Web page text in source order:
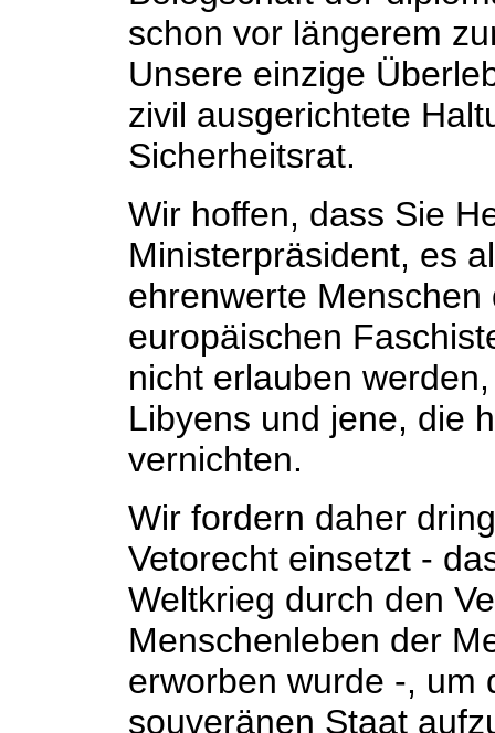
schon vor längerem
Unsere einzige
zivil ausgerichtete
Sicherheitsrat.
Wir hoffen, dass Sie
Ministerpräsident, es
ehrenwerte
europäischen
nicht erlauben
Libyens und jene, die
vernichten.
Wir fordern daher
Vetorecht einsetzt -
Weltkrieg durch den
Menschenleben der
erworben wurde -, um
souveränen Staat